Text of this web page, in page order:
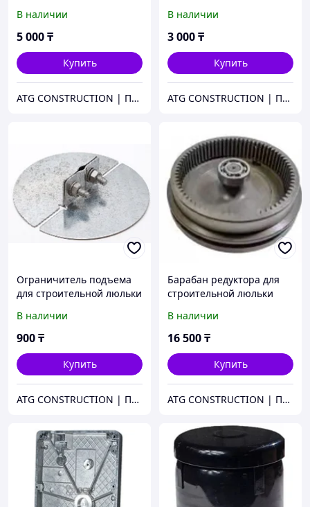
ZLP630
В наличии
5 000₸
Купить
ATG CONSTRUCTION | Продажа и аренда строительного оборудования, газона, биотуалетов
ZLP630
В наличии
3 000₸
Купить
ATG CONSTRUCTION | Продажа и аренда строительного оборудования, газона, биотуалетов
Ограничитель подъема
для строительной люльки
В наличии
900₸
Купить
ATG CONSTRUCTION | Продажа и аренда строительного оборудования, газона, биотуалетов
Барабан редуктора для
строительной люльки
В наличии
16 500₸
Купить
ATG CONSTRUCTION | Продажа и аренда строительного оборудования, газона, биотуалетов